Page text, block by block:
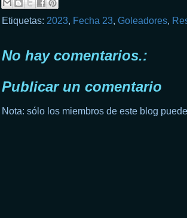
Etiquetas: 2023, Fecha 23, Goleadores,
No hay comentarios.:
Publicar un comentario
Nota: sólo los miembros de este blog